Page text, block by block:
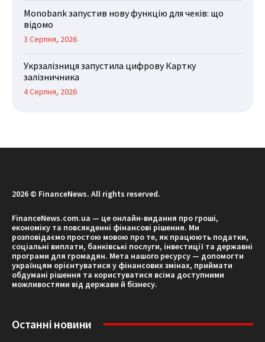
Monobank запустив нову функцію для чеків: що
відомо
3 Серпня, 2026
Укрзалізниця запустила цифрову Картку
залізничника
4 Серпня, 2026
2026 © FinanceNews. All rights reserved.
FinanceNews.com.ua — це онлайн-видання про гроші,
економіку та повсякденні фінансові рішення. Ми
розповідаємо простою мовою про те, як працюють податки,
соціальні виплати, банківські послуги, інвестиції та державні
програми для громадян. Мета нашого ресурсу — допомогти
українцям орієнтуватися у фінансових змінах, приймати
обдумані рішення та користуватися всіма доступними
можливостями від держави й бізнесу.
Останні новини